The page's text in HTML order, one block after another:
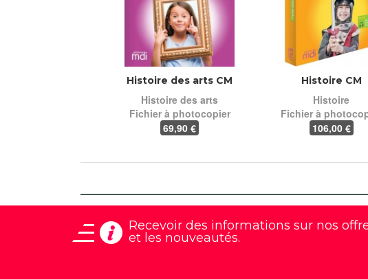
Histoire des arts CM
Histoire des arts
Fichier à photocopier
69,90 €
Histoire CM
Histoire
Fichier à
106,00 €
Recevoir des informations sur nos
et les nouveautés.